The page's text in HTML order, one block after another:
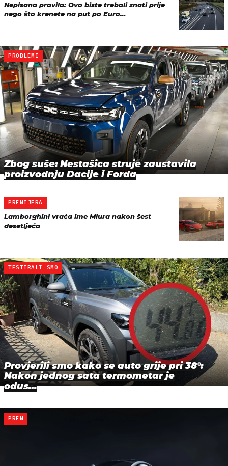
Nepisana pravila: Ovo biste trebali znati prije
nego što krenete na put po Euro…
PROBLEMI
Zbog suše: Nestašica struje zaustavila
proizvodnju Dacije i Forda
PREMIJERA
Lamborghini vraća ime Miura nakon šest
desetljeća
TESTIRALI SMO
Provjerili smo kako se auto grije pri 38°:
Nakon jednog sata termometar je
odus…
PREM